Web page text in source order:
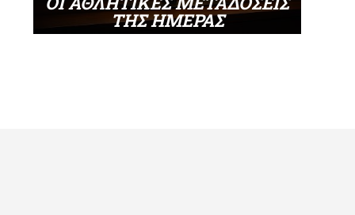
ΤΗΣ ΗΜΕΡΑΣ